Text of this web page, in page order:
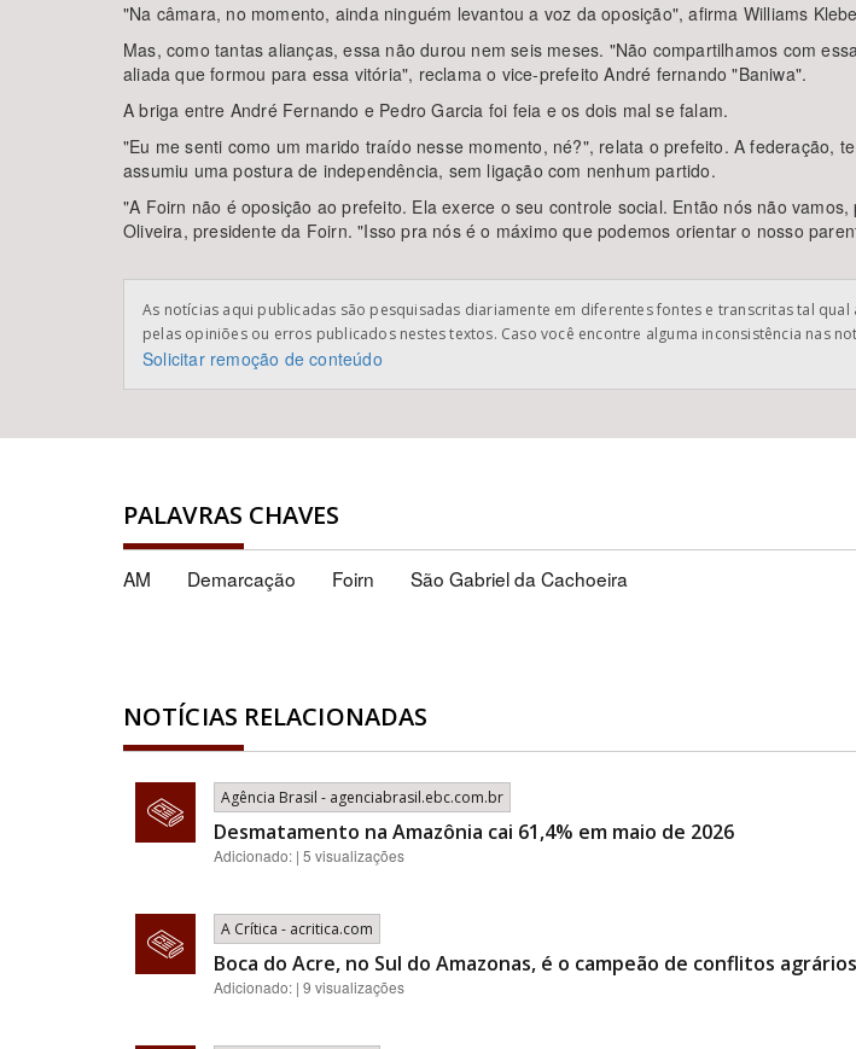
"Na câmara, no momento, ainda ninguém levantou a voz da oposição", afirma Williams
Mas, como tantas alianças, essa não durou nem seis meses. "Não compartilhamos com
aliada que formou para essa vitória", reclama o vice-prefeito André fernando "Baniwa".
A briga entre André Fernando e Pedro Garcia foi feia e os dois mal se falam.
"Eu me senti como um marido traído nesse momento, né?", relata o prefeito. A federação,
assumiu uma postura de independência, sem ligação com nenhum partido.
"A Foirn não é oposição ao prefeito. Ela exerce o seu controle social. Então nós não
Oliveira, presidente da Foirn. "Isso pra nós é o máximo que podemos orientar o nosso
As notícias aqui publicadas são pesquisadas diariamente em diferentes fontes e transcritas tal
pelas opiniões ou erros publicados nestes textos. Caso você encontre alguma inconsistência nas
Solicitar remoção de conteúdo
PALAVRAS CHAVES
AM Demarcação Foirn São Gabriel da Cachoeira
NOTÍCIAS RELACIONADAS
Agência Brasil - agenciabrasil.ebc.com.br
Desmatamento na Amazônia cai 61,4% em maio de 2026
Adicionado: | 5 visualizações
A Crítica - acritica.com
Boca do Acre, no Sul do Amazonas, é o campeão de conflitos agrários
Adicionado: | 9 visualizações